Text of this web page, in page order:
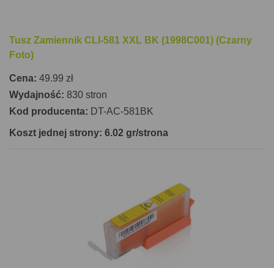
Tusz Zamiennik CLI-581 XXL BK (1998C001) (Czarny
Foto)
Cena: 49.99 zł
Wydajność: 830 stron
Kod producenta: DT-AC-581BK
Koszt jednej strony: 6.02 gr/strona